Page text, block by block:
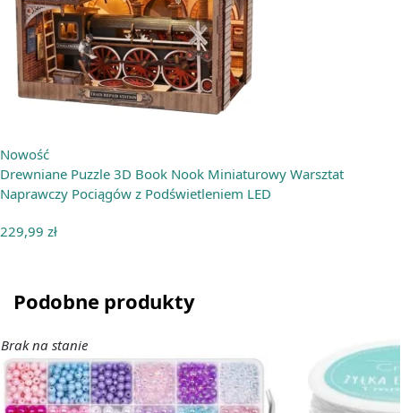
Nowość
Drewniane Puzzle 3D Book Nook Miniaturowy Warsztat
Naprawczy Pociągów z Podświetleniem LED
229,99 zł
Podobne produkty
Brak na stanie